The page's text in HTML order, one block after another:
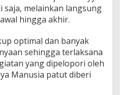
melainkan langsung
hingga akhir.
optimal dan banyak
sehingga terlaksana
yang dipelopori oleh
Manusia patut diberi